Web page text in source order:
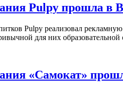
Pulpy прошла в
Pulpy реализовал
для них образовательной
«Самокат»